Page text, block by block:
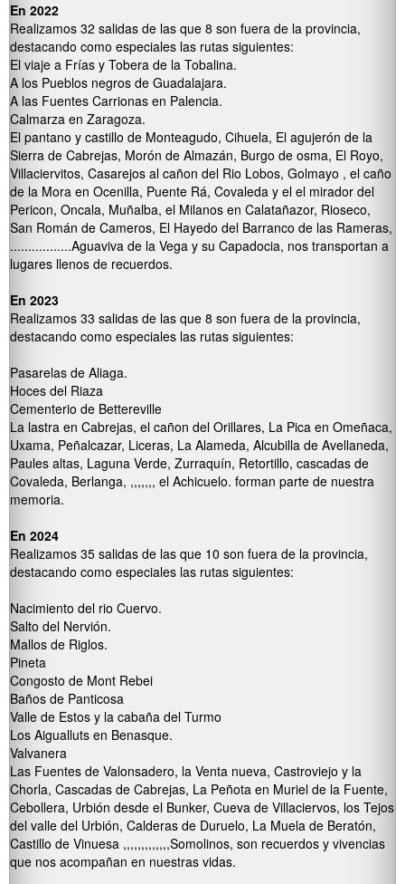
En 2022
Realizamos 32 salidas de las que 8 son fuera de la provincia,
destacando como especiales las rutas siguientes:
El viaje a Frías y Tobera de la Tobalina.
A los Pueblos negros de Guadalajara.
A las Fuentes Carrionas en Palencia.
Calmarza en Zaragoza.
El pantano y castillo de Monteagudo, Cihuela, El agujerón de la
Sierra de Cabrejas, Morón de Almazán, Burgo de osma, El Royo,
Villaciervitos, Casarejos al cañon del Rio Lobos, Golmayo , el caño
de la Mora en Ocenilla, Puente Rá, Covaleda y el el mirador del
Pericon, Oncala, Muñalba, el Milanos en Calatañazor, Rioseco,
San Román de Cameros, El Hayedo del Barranco de las Rameras,
.................Aguaviva de la Vega y su Capadocia, nos transportan a
lugares llenos de recuerdos.
En 2023
Realizamos 33 salidas de las que 8 son fuera de la provincia,
destacando como especiales las rutas siguientes:
Pasarelas de Aliaga.
Hoces del Riaza
Cementerio de Bettereville
La lastra en Cabrejas, el cañon del Orillares, La Pica en Omeñaca,
Uxama, Peñalcazar, Liceras, La Alameda, Alcubilla de Avellaneda,
Paules altas, Laguna Verde, Zurraquín, Retortillo, cascadas de
Covaleda, Berlanga, ,,,,,,, el Achicuelo. forman parte de nuestra
memoria.
En 2024
Realizamos 35 salidas de las que 10 son fuera de la provincia,
destacando como especiales las rutas siguientes:
Nacimiento del rio Cuervo.
Salto del Nervión.
Mallos de Riglos.
Pineta
Congosto de Mont Rebei
Baños de Panticosa
Valle de Estos y la cabaña del Turmo
Los Aigualluts en Benasque.
Valvanera
Las Fuentes de Valonsadero, la Venta nueva, Castroviejo y la
Chorla, Cascadas de Cabrejas, La Peñota en Muriel de la Fuente,
Cebollera, Urbión desde el Bunker, Cueva de Villaciervos, los Tejos
del valle del Urbión, Calderas de Duruelo, La Muela de Beratón,
Castillo de Vinuesa ,,,,,,,,,,,,,Somolinos, son recuerdos y vivencias
que nos acompañan en nuestras vidas.